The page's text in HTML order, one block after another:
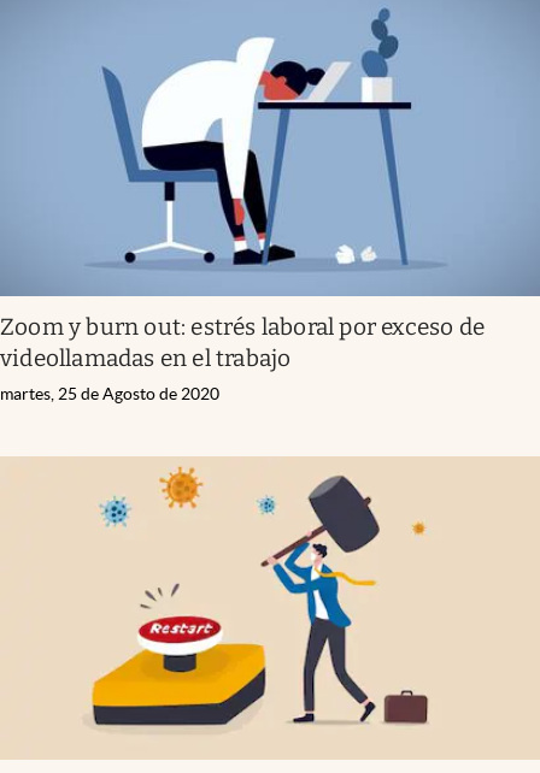
Zoom y burn out: estrés laboral por exceso de
videollamadas en el trabajo
martes, 25 de Agosto de 2020